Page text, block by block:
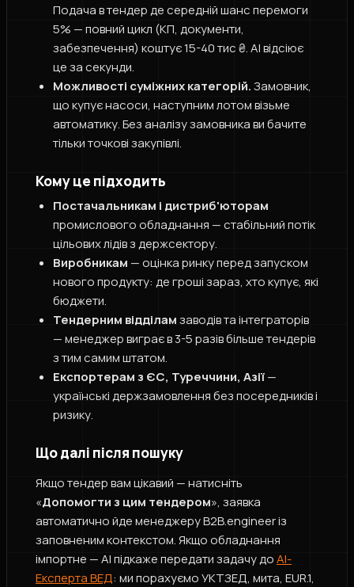
Подача в тендер де середній шанс перемоги
5% — повний цикл (КП, документи,
забезпечення) коштує 15-40 тис ₴. AI відсіює
це за секунди.
Можливості суміжних категорій.Замовник,
що купує насоси, наступним лотом візьме
автоматику. Без аналізу замовника ви бачите
тільки точкові закупівлі.
Кому це підходить
Постачальникам і дистриб'юторам
промислового обладнання — стабільний потік
цільових лідів з держсектору.
Виробникам — оцінка ринку перед запуском
нового продукту: де гроші зараз, хто купує, які
бюджети.
Тендерним відділамзаводів та інтеграторів
— менеджер виграє в 3-5 разів більше тендерів
з тим самим штатом.
Експортерам з ЄС, Туреччини, Азії—
українські держзамовлення без посередників і
ризику.
Що далі після пошуку
Якщо тендер вам цікавий — натисніть
«Допомогти з цим тендером», заявка
автоматично йде менеджеру B2B.engineer із
заповненим контекстом. Якщо обладнання
імпортне — AI підкаже передати задачу доAI-
Експерта ВЕД: ми порахуємо УКТЗЕД, мита, EUR.1,